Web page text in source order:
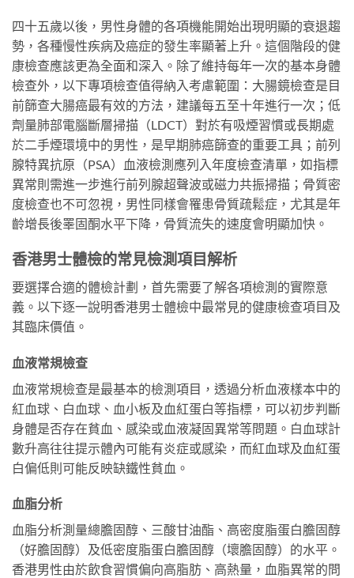
四十五歲以後，男性身體的各項機能開始出現明顯的衰退趨
勢，各種慢性疾病及癌症的發生率顯著上升。這個階段的健
康檢查應該更為全面和深入。除了維持每年一次的基本身體
檢查外，以下專項檢查值得納入考慮範圍：大腸鏡檢查是目
前篩查大腸癌最有效的方法，建議每五至十年進行一次；低
劑量肺部電腦斷層掃描（LDCT）對於有吸煙習慣或長期處
於二手煙環境中的男性，是早期肺癌篩查的重要工具；前列
腺特異抗原（PSA）血液檢測應列入年度檢查清單，如指標
異常則需進一步進行前列腺超聲波或磁力共振掃描；骨質密
度檢查也不可忽視，男性同樣會罹患骨質疏鬆症，尤其是年
齡增長後睪固酮水平下降，骨質流失的速度會明顯加快。
香港男士體檢的常見檢測項目解析
要選擇合適的體檢計劃，首先需要了解各項檢測的實際意
義。以下逐一說明香港男士體檢中最常見的健康檢查項目及
其臨床價值。
血液常規檢查
血液常規檢查是最基本的檢測項目，透過分析血液樣本中的
紅血球、白血球、血小板及血紅蛋白等指標，可以初步判斷
身體是否存在貧血、感染或血液凝固異常等問題。白血球計
數升高往往提示體內可能有炎症或感染，而紅血球及血紅蛋
白偏低則可能反映缺鐵性貧血。
血脂分析
血脂分析測量總膽固醇、三酸甘油酯、高密度脂蛋白膽固醇
（好膽固醇）及低密度脂蛋白膽固醇（壞膽固醇）的水平。
香港男性由於飲食習慣偏向高脂肪、高熱量，血脂異常的問